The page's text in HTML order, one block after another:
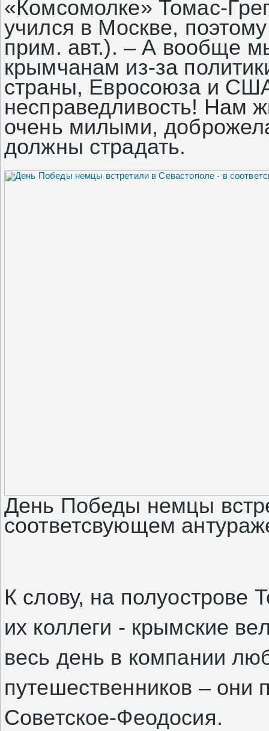
«Комсомолке» Томас-
учился в Москве,
прим. авт.). – А вообще
крымчанам из-за
страны, Евросоюза и
несправедливость! Нам
очень милыми,
должны страдать.
День Победы немцы
соответсвующем
К слову, на полуострове
их коллеги - крымские
весь день в компании
путешественников – они
Советское-Феодосия.